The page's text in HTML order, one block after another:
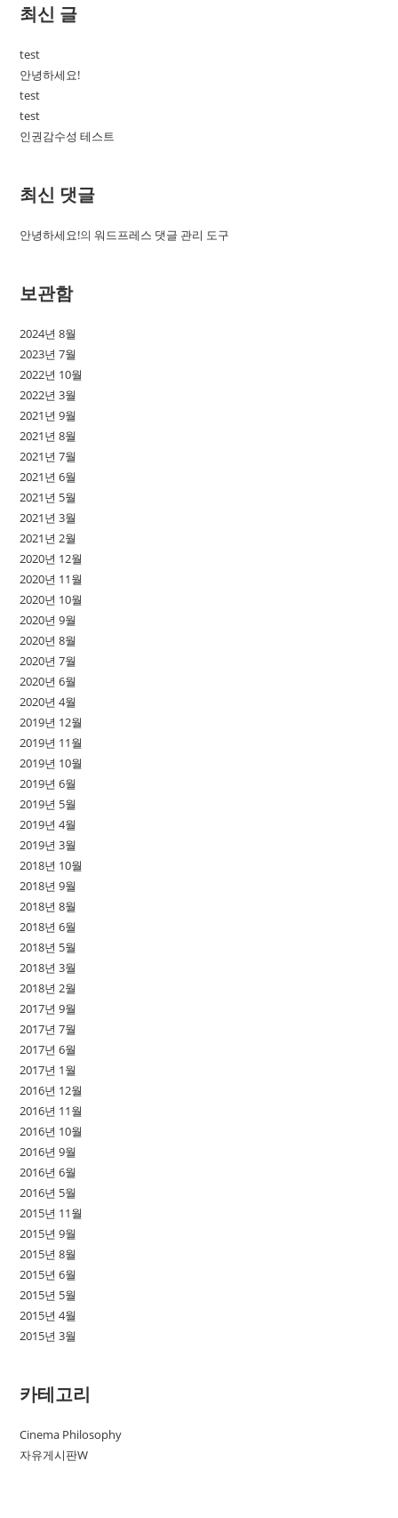
최신 글
test
안녕하세요!
test
test
인권감수성 테스트
최신 댓글
안녕하세요!의워드프레스 댓글 관리 도구
보관함
2024년 8월
2023년 7월
2022년 10월
2022년 3월
2021년 9월
2021년 8월
2021년 7월
2021년 6월
2021년 5월
2021년 3월
2021년 2월
2020년 12월
2020년 11월
2020년 10월
2020년 9월
2020년 8월
2020년 7월
2020년 6월
2020년 4월
2019년 12월
2019년 11월
2019년 10월
2019년 6월
2019년 5월
2019년 4월
2019년 3월
2018년 10월
2018년 9월
2018년 8월
2018년 6월
2018년 5월
2018년 3월
2018년 2월
2017년 9월
2017년 7월
2017년 6월
2017년 1월
2016년 12월
2016년 11월
2016년 10월
2016년 9월
2016년 6월
2016년 5월
2015년 11월
2015년 9월
2015년 8월
2015년 6월
2015년 5월
2015년 4월
2015년 3월
카테고리
Cinema Philosophy
자유게시판W